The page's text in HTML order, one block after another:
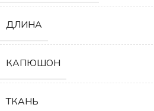
ДЛИНА
КАПЮШОН
ТКАНЬ